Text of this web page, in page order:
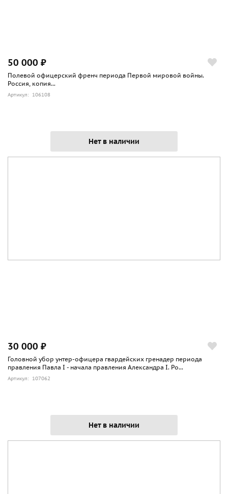
50 000 ₽
Полевой офицерский френч периода Первой мировой войны.
Россия, копия...
Артикул: 106108
Нет в наличии
30 000 ₽
Головной убор унтер-офицера гвардейских гренадер периода
правления Павла I - начала правления Александра I. Ро...
Артикул: 107062
Нет в наличии